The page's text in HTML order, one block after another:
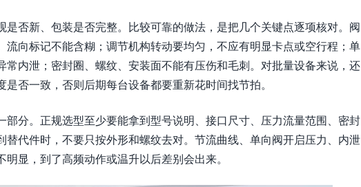
是否新、包装是否完整。比较可靠的做法，是把几个关键点逐项核对。阀
流向标记不能含糊；调节机构转动要均匀，不应有明显卡点或空行程；单
常内泄；密封圈、螺纹、安装面不能有压伤和毛刺。对批量设备来说，还
否一致，否则后期每台设备都要重新花时间找节拍。
部分。正规选型至少要能拿到型号说明、接口尺寸、压力流量范围、密封
替代件时，不要只按外形和螺纹去对。节流曲线、单向阀开启压力、内泄
显，到了高频动作或温升以后差别会出来。